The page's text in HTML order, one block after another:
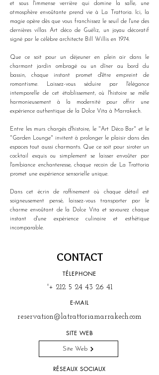
et sous l'immense verrière qui domine la salle, une
atmosphère envoûtante prend vie à La Trattoria. Ici, la
magie opère dès que vous franchissez le seuil de l'une des
dernières villas Art déco de Guéliz, un joyau décoratif
signé par le célèbre architecte Bill Willis en 1974.
Que ce soit pour un déjeuner en plein air dans le
charmant jardin ombragé ou un dîner au bord du
bassin, chaque instant promet d'être empreint de
romantisme. Laissez-vous séduire par l'élégance
intemporelle de cet établissement, où l'histoire se mêle
harmonieusement à la modernité pour offrir une
expérience authentique de la Dolce Vita à Marrakech.
Entre les murs chargés d'histoire, le "Art Déco Bar" et le
"Garden Lounge" invitent à prolonger le plaisir dans des
espaces tout aussi charmants. Que ce soit pour siroter un
cocktail exquis ou simplement se laisser envoûter par
l'ambiance enchanteresse, chaque recoin de La Trattoria
promet une expérience sensorielle unique.
Dans cet écrin de raffinement où chaque détail est
soigneusement pensé, laissez-vous transporter par le
charme envoûtant de la Dolce Vita et savourez chaque
instant d'une expérience culinaire et esthétique
incomparable.
TÉLEPHONE
'+ 212 5 24 43 26 41
E-MAIL
reservation@latrattoriamarrakech.com
SITE WEB
Site Web
RÉSEAUX SOCIAUX
CONTACT